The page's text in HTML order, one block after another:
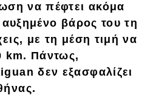
να πέφτει ακόμα
βάρος του τη
με τη μέση τιμή να
km. Πάντως,
δεν εξασφαλίζει